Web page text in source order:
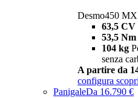
Desmo450
63,5 CV
53,5 Nm
104 kg
senza
A partire da
configura
PanigaleDa 16.790 €